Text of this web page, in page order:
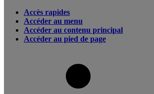
Accès rapides
Accéder au menu
Accéder au contenu principal
Accéder au pied de page